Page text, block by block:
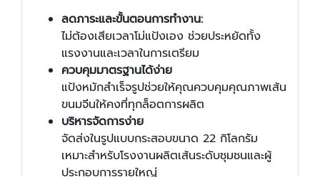
ลดภาระและขั้นตอนการทำงาน:
ไม่ต้องเสียเวลาโม่แป้งเอง ช่วยประหยัดทั้ง
แรงงานและเวลาในการเตรียม
ควบคุมมาตรฐานได้ง่าย
แป้งหมักสำเร็จรูปช่วยให้คุณควบคุมคุณภาพเส้น
ขนมจีนให้คงที่ทุกล็อตการผลิต
บริหารจัดการง่าย
จัดส่งในรูปแบบกระสอบขนาด 22 กิโลกรัม
เหมาะสำหรับโรงงานผลิตเส้นระดับชุมชนและผู้
ประกอบการรายใหญ่